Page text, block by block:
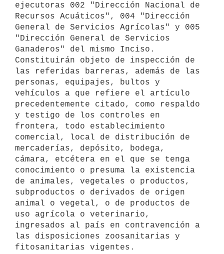
ejecutoras 002 "Dirección Nacional de
Recursos Acuáticos", 004 "Dirección
General de Servicios Agrícolas" y 005
"Dirección General de Servicios
Ganaderos" del mismo Inciso.
Constituirán objeto de inspección de
las referidas barreras, además de las
personas, equipajes, bultos y
vehículos a que refiere el artículo
precedentemente citado, como respaldo
y testigo de los controles en
frontera, todo establecimiento
comercial, local de distribución de
mercaderías, depósito, bodega,
cámara, etcétera en el que se tenga
conocimiento o presuma la existencia
de animales, vegetales o productos,
subproductos o derivados de origen
animal o vegetal, o de productos de
uso agrícola o veterinario,
ingresados al país en contravención a
las disposiciones zoosanitarias y
fitosanitarias vigentes.